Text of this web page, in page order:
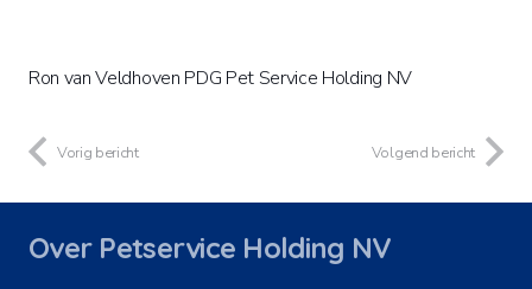
Ron van Veldhoven PDG Pet Service Holding NV
Vorig bericht Volgend bericht
Over Petservice Holding NV